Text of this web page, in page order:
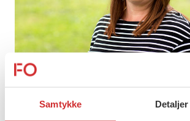
Samtykke Detaljer
STOLT SOSIONOM: Kathrine